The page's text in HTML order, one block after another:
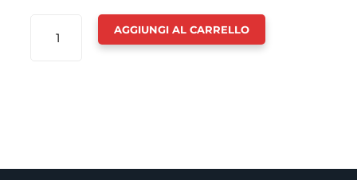
CULLA
BORN
AGGIUNGI AL CARRELLO